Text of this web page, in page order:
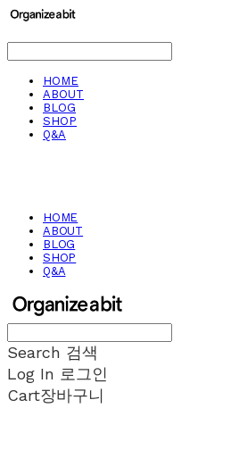
HOME
ABOUT
BLOG
SHOP
Q&A
HOME
ABOUT
BLOG
SHOP
Q&A
Search 검색
Log In 로그인
Cart장바구니